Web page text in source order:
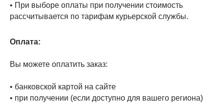
• При выборе оплаты при получении стоимость
рассчитывается по тарифам курьерской службы.
Оплата:
Вы можете оплатить заказ:
• банковской картой на сайте
• при получении (если доступно для вашего региона)
Паровой выпрямитель
Аксессуар
Каталог
FAQ
Timfato Lab
Гарантия и возврат